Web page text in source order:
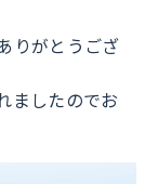
りがとうござ
ましたのでお